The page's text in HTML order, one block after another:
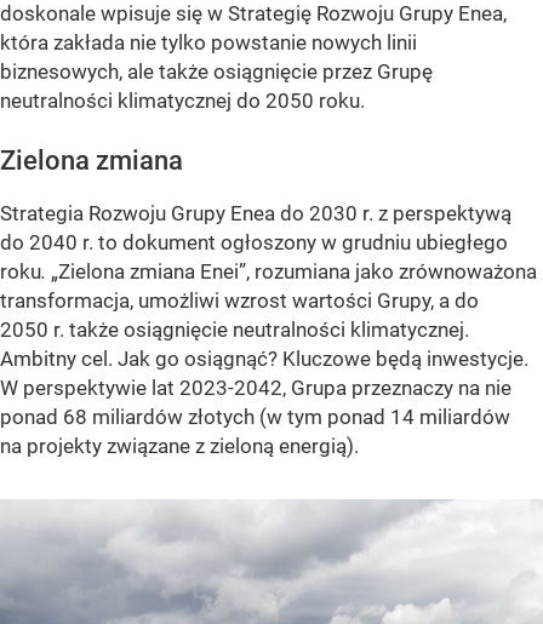
doskonale wpisuje się w Strategię Rozwoju Grupy Enea,
która zakłada nie tylko powstanie nowych linii
biznesowych, ale także osiągnięcie przez Grupę
neutralności klimatycznej do 2050 roku.
Zielona zmiana
Strategia Rozwoju Grupy Enea do 2030 r. z perspektywą
do 2040 r. to dokument ogłoszony w grudniu ubiegłego
roku. „Zielona zmiana Enei”, rozumiana jako zrównoważona
transformacja, umożliwi wzrost wartości Grupy, a do
2050 r. także osiągnięcie neutralności klimatycznej.
Ambitny cel. Jak go osiągnąć? Kluczowe będą inwestycje.
W perspektywie lat 2023-2042, Grupa przeznaczy na nie
ponad 68 miliardów złotych (w tym ponad 14 miliardów
na projekty związane z zieloną energią).